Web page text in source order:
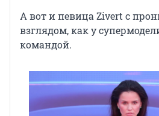
А вот и певица Zivert с
взглядом, как у
командой.